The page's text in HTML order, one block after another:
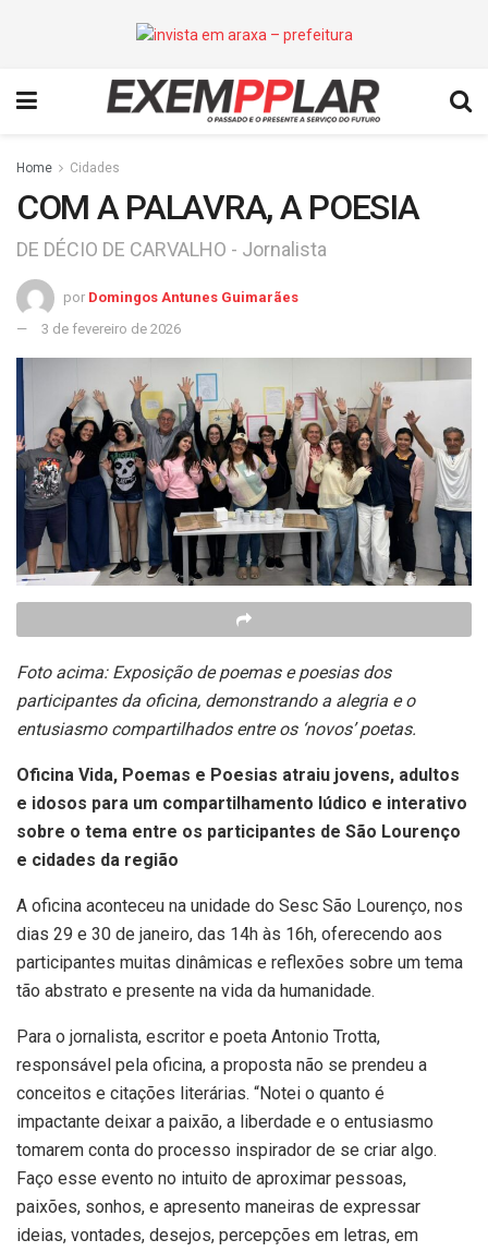
Home Cidades
COM A PALAVRA, A POESIA
DE DÉCIO DE CARVALHO - Jornalista
por Domingos Antunes Guimarães
3 de fevereiro de 2026
Foto acima: Exposição de poemas e poesias dos
participantes da oficina, demonstrando a alegria e o
entusiasmo compartilhados entre os ‘novos’ poetas.
Oficina Vida, Poemas e Poesias atraiu jovens, adultos
e idosos para um compartilhamento lúdico e interativo
sobre o tema entre os participantes de São Lourenço
e cidades da região
A oficina aconteceu na unidade do Sesc São Lourenço, nos
dias 29 e 30 de janeiro, das 14h às 16h, oferecendo aos
participantes muitas dinâmicas e reflexões sobre um tema
tão abstrato e presente na vida da humanidade.
Para o jornalista, escritor e poeta Antonio Trotta,
responsável pela oficina, a proposta não se prendeu a
conceitos e citações literárias. “Notei o quanto é
impactante deixar a paixão, a liberdade e o entusiasmo
tomarem conta do processo inspirador de se criar algo.
Faço esse evento no intuito de aproximar pessoas,
paixões, sonhos, e apresento maneiras de expressar
ideias, vontades, desejos, percepções em letras, em